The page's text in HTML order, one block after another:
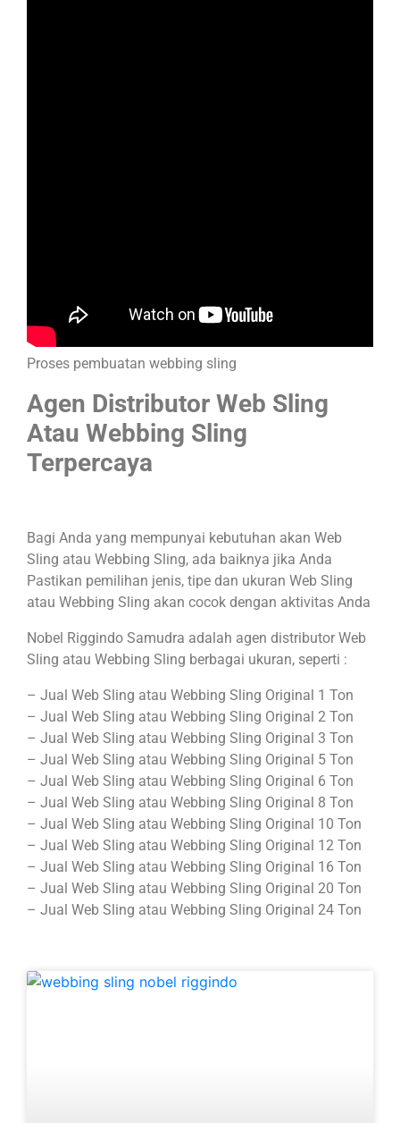
Proses pembuatan webbing sling
Agen Distributor Web Sling
Atau Webbing Sling
Terpercaya
Bagi Anda yang mempunyai kebutuhan akan Web
Sling atau Webbing Sling, ada baiknya jika Anda
Pastikan pemilihan jenis, tipe dan ukuran Web Sling
atau Webbing Sling akan cocok dengan aktivitas Anda
Nobel Riggindo Samudra adalah agen distributor Web
Sling atau Webbing Sling berbagai ukuran, seperti :
– Jual Web Sling atau Webbing Sling Original 1 Ton
– Jual Web Sling atau Webbing Sling Original 2 Ton
– Jual Web Sling atau Webbing Sling Original 3 Ton
– Jual Web Sling atau Webbing Sling Original 5 Ton
– Jual Web Sling atau Webbing Sling Original 6 Ton
– Jual Web Sling atau Webbing Sling Original 8 Ton
– Jual Web Sling atau Webbing Sling Original 10 Ton
– Jual Web Sling atau Webbing Sling Original 12 Ton
– Jual Web Sling atau Webbing Sling Original 16 Ton
– Jual Web Sling atau Webbing Sling Original 20 Ton
– Jual Web Sling atau Webbing Sling Original 24 Ton